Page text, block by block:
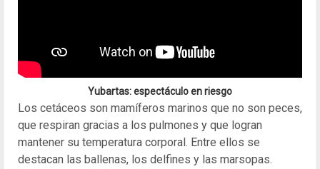
Yubartas: espectáculo en riesgo
Los cetáceos son mamíferos marinos que no son peces,
que respiran gracias a los pulmones y que logran
mantener su temperatura corporal. Entre ellos se
destacan las ballenas, los delfines y las marsopas.